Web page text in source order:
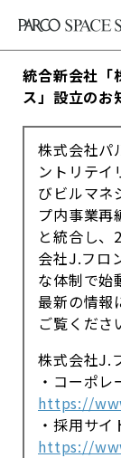
統合新会社「
ス」設立のお
株式会社パ
ントリテイ
びビルマネ
プ内事業再
と統合し
会社J.フロ
な体制で始
最新の情報
ご覧くださ
株式会社J.
・コーポレ
https://
・採用サイ
https://